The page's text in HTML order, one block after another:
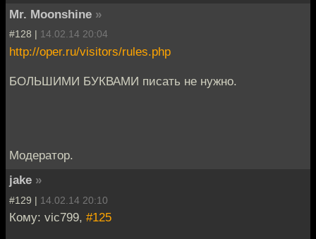
Mr. Moonshine »
#128 | 14.02.14 20:04
http://oper.ru/visitors/rules.php
БОЛЬШИМИ БУКВАМИ писать не нужно.
Модератор.
jake »
#129 | 14.02.14 20:10
Кому: vic799, #125